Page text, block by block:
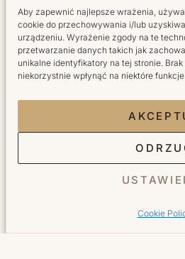
Aby zapewnić najlepsze wrażenia,
cookie do przechowywania i/lub
urządzeniu. Wyrażenie zgody na te
przetwarzanie danych takich jak
unikalne identyfikatory na tej stronie.
niekorzystnie wpłynąć na niektóre
Cookie
Fryzjer
Kosmetyka
Manicure
Pedicure
Galeria